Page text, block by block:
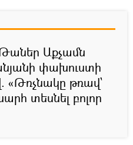
Աքչամն
փախուստի
«Թռչնակը թռավ`
տեսնել բոլոր